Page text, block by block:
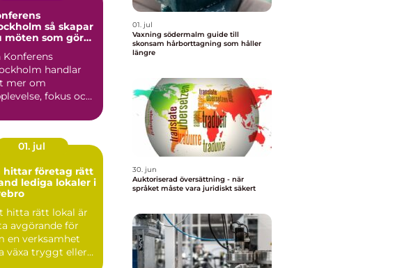
så skapar
möten som gör
Konferens
handlar
mer om
fokus och
med sto...
01. jul
hittar företag rätt
lediga lokaler i
hitta rätt lokal är
avgörande för
en verksamhet
växa tryggt eller
01. jul
Vaxning södermalm guide till
skonsam hårborttagning som håller
längre
30. jun
Auktoriserad översättning - när
språket måste vara juridiskt säkert